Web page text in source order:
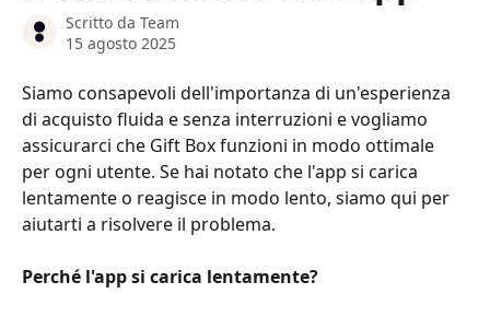
Scritto da Team
15 agosto 2025
Siamo consapevoli dell'importanza di un'esperienza
di acquisto fluida e senza interruzioni e vogliamo
assicurarci che Gift Box funzioni in modo ottimale
per ogni utente. Se hai notato che l'app si carica
lentamente o reagisce in modo lento, siamo qui per
aiutarti a risolvere il problema.
Perché l'app si carica lentamente?